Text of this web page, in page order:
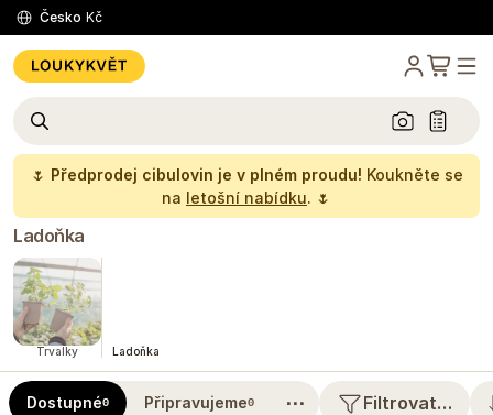
Česko Kč
🌷 Předprodej cibulovin je v plném proudu! Koukněte se
na letošní nabídku. 🌷
Ladoňka
Trvalky Ladoňka
Dostupné0 Připravujeme0 ⋯ Filtrovat…